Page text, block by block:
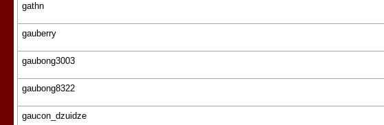
gathn
gauberry
gaubong3003
gaubong8322
gaucon_dzuidze